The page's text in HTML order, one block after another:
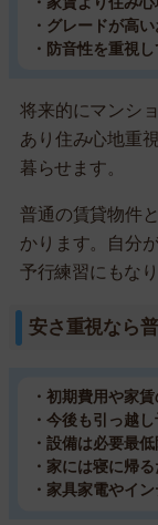
・グレードが高
・防音性を重視
将来的にマンシ
あり住み心地重
暮らせます。
普通の賃貸物件
かります。自分
予行練習にもなり
安さ重視なら
・初期費用や家
・今後も引っ越
・設備は必要最
・家には寝に帰
・家具家電やイ